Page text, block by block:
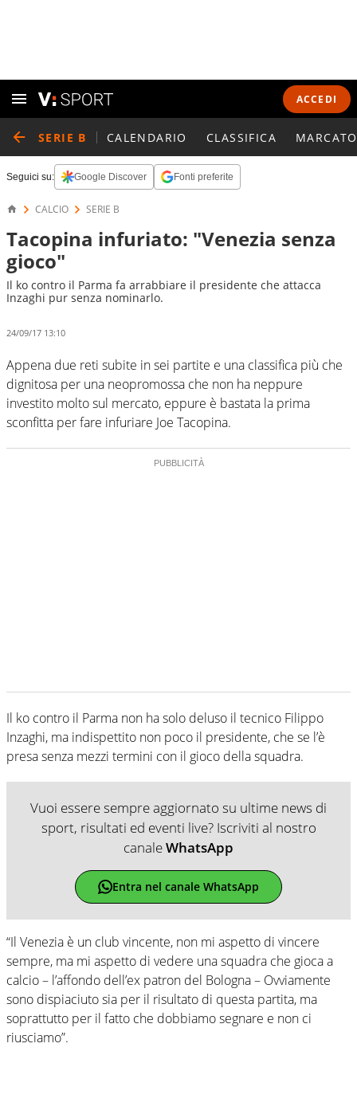
ACCEDI
SERIE B CALENDARIO CLASSIFICA
Seguici su: Google Discover Fonti preferite
CALCIO SERIE B
Tacopina infuriato: "Venezia senza
gioco"
Il ko contro il Parma fa arrabbiare il presidente che attacca
Inzaghi pur senza nominarlo.
24/09/17 13:10
Appena due reti subite in sei partite e una classifica più che
dignitosa per una neopromossa che non ha neppure
investito molto sul mercato, eppure è bastata la prima
sconfitta per fare infuriare Joe Tacopina.
Il ko contro il Parma non ha solo deluso il tecnico Filippo
Inzaghi, ma indispettito non poco il presidente, che se l’è
presa senza mezzi termini con il gioco della squadra.
Vuoi essere sempre aggiornato su ultime news di
sport, risultati ed eventi live? Iscriviti al nostro
canaleWhatsApp
Entra nel canale WhatsApp
“Il Venezia è un club vincente, non mi aspetto di vincere
sempre, ma mi aspetto di vedere una squadra che gioca a
calcio – l’affondo dell’ex patron del Bologna – Ovviamente
sono dispiaciuto sia per il risultato di questa partita, ma
soprattutto per il fatto che dobbiamo segnare e non ci
riusciamo”.